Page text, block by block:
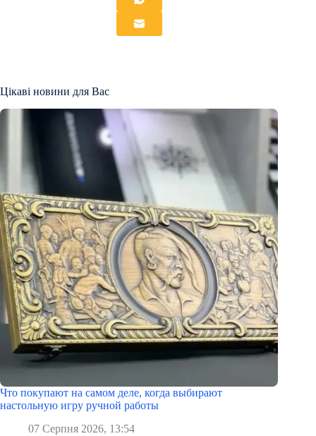
Цікаві новини для Вас
Что покупают на самом деле, когда выбирают
настольную игру ручной работы
07 Серпня 2026, 13:54